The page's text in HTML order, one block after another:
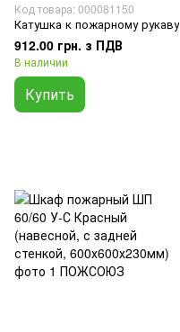
Код товара: 000081150
Катушка к пожарному рукаву
912.00 грн. з ПДВ
В наличии
Купить